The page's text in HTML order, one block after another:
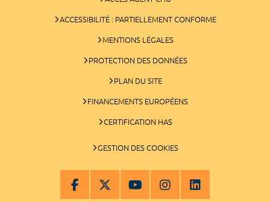
ACCESSIBILITÉ : PARTIELLEMENT CONFORME
MENTIONS LÉGALES
PROTECTION DES DONNÉES
PLAN DU SITE
FINANCEMENTS EUROPÉENS
CERTIFICATION HAS
GESTION DES COOKIES